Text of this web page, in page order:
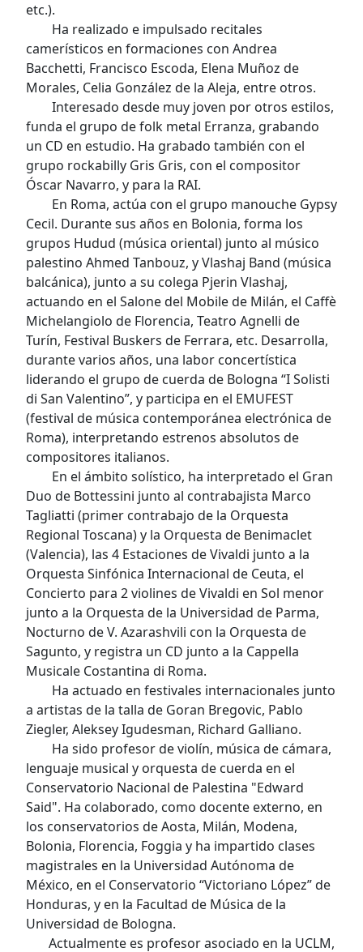
etc.).
Ha realizado e impulsado recitales
camerísticos en formaciones con Andrea
Bacchetti, Francisco Escoda, Elena Muñoz de
Morales, Celia González de la Aleja, entre otros.
Interesado desde muy joven por otros estilos,
funda el grupo de folk metal Erranza, grabando
un CD en estudio. Ha grabado también con el
grupo rockabilly Gris Gris, con el compositor
Óscar Navarro, y para la RAI.
En Roma, actúa con el grupo manouche Gypsy
Cecil. Durante sus años en Bolonia, forma los
grupos Hudud (música oriental) junto al músico
palestino Ahmed Tanbouz, y Vlashaj Band (música
balcánica), junto a su colega Pjerin Vlashaj,
actuando en el Salone del Mobile de Milán, el Caffè
Michelangiolo de Florencia, Teatro Agnelli de
Turín, Festival Buskers de Ferrara, etc. Desarrolla,
durante varios años, una labor concertística
liderando el grupo de cuerda de Bologna “I Solisti
di San Valentino”, y participa en el EMUFEST
(festival de música contemporánea electrónica de
Roma), interpretando estrenos absolutos de
compositores italianos.
En el ámbito solístico, ha interpretado el Gran
Duo de Bottessini junto al contrabajista Marco
Tagliatti (primer contrabajo de la Orquesta
Regional Toscana) y la Orquesta de Benimaclet
(Valencia), las 4 Estaciones de Vivaldi junto a la
Orquesta Sinfónica Internacional de Ceuta, el
Concierto para 2 violines de Vivaldi en Sol menor
junto a la Orquesta de la Universidad de Parma,
Nocturno de V. Azarashvili con la Orquesta de
Sagunto, y registra un CD junto a la Cappella
Musicale Costantina di Roma.
Ha actuado en festivales internacionales junto
a artistas de la talla de Goran Bregovic, Pablo
Ziegler, Aleksey Igudesman, Richard Galliano.
Ha sido profesor de violín, música de cámara,
lenguaje musical y orquesta de cuerda en el
Conservatorio Nacional de Palestina "Edward
Said". Ha colaborado, como docente externo, en
los conservatorios de Aosta, Milán, Modena,
Bolonia, Florencia, Foggia y ha impartido clases
magistrales en la Universidad Autónoma de
México, en el Conservatorio “Victoriano López” de
Honduras, y en la Facultad de Música de la
Universidad de Bologna.
Actualmente es profesor asociado en la UCLM,